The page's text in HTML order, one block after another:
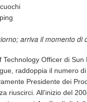
arriva il momento
Officer di
raddoppia il numero
Presidente dei
riuscirci. All’inizio del